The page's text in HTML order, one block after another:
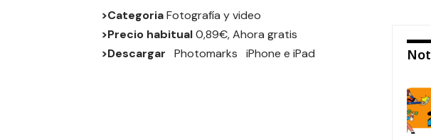
>CategoriaFotografía y video
>Precio habitual0,89€, Ahora gratis
>Descargar
Photomarks iPhone e iPad